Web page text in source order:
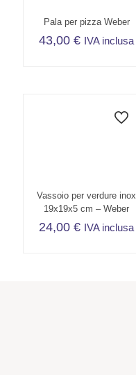
Pala per pizza Weber
43,00€ IVA inclusa
Vassoio per verdure inox
19x19x5 cm – Weber
24,00€ IVA inclusa